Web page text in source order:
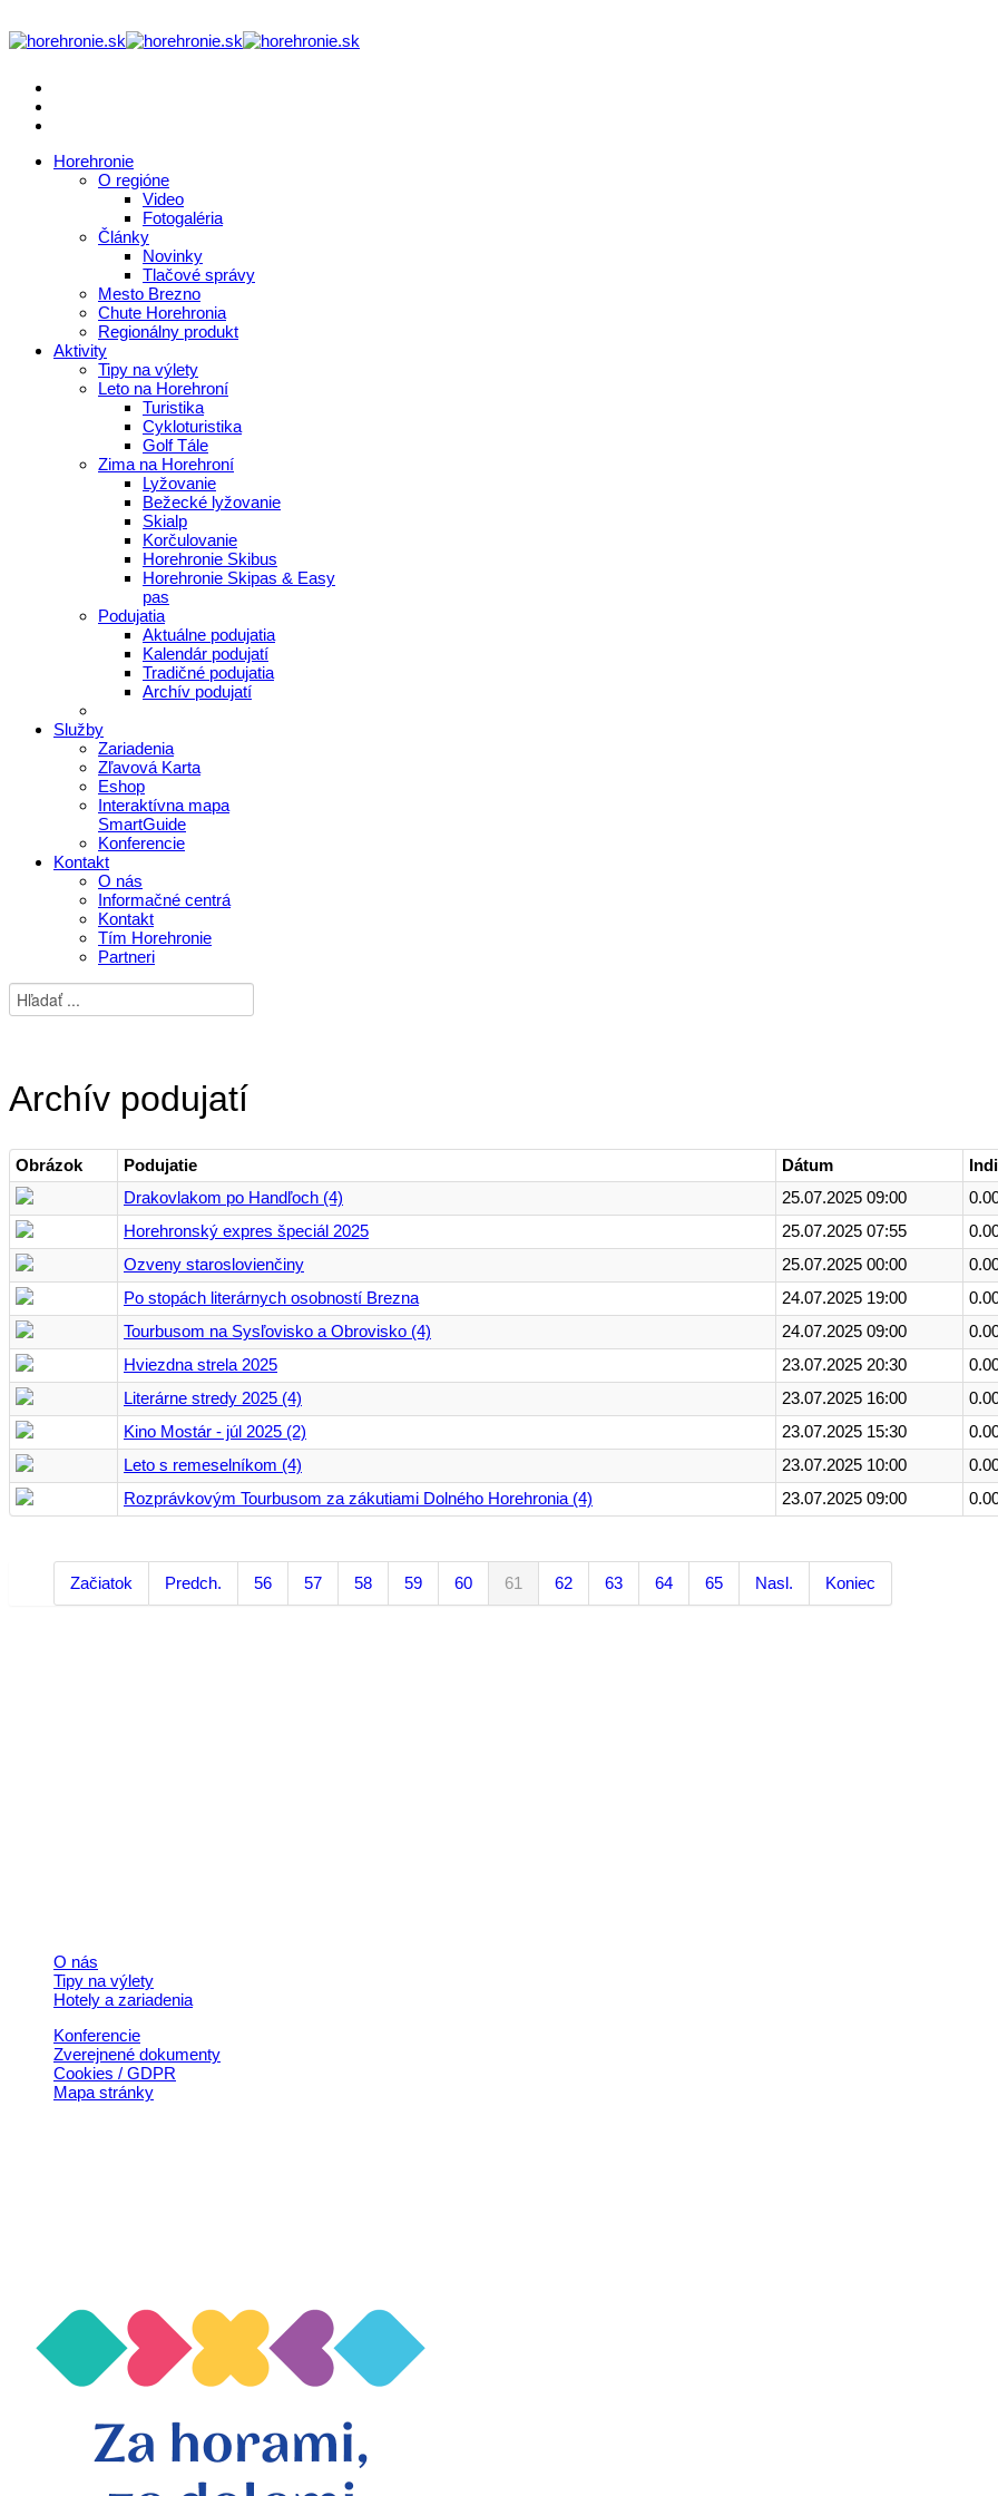
Horehronie
O regióne
Video
Fotogaléria
Články
Novinky
Tlačové správy
Mesto Brezno
Chute Horehronia
Regionálny produkt
Aktivity
Tipy na výlety
Leto na Horehroní
Turistika
Cykloturistika
Golf Tále
Zima na Horehroní
Lyžovanie
Bežecké lyžovanie
Skialp
Korčulovanie
Horehronie Skibus
Horehronie Skipas & Easy
pas
Podujatia
Aktuálne podujatia
Kalendár podujatí
Tradičné podujatia
Archív podujatí
Služby
Zariadenia
Zľavová Karta
Eshop
Interaktívna mapa
SmartGuide
Konferencie
Kontakt
O nás
Informačné centrá
Kontakt
Tím Horehronie
Partneri
Archív podujatí
Obrázok Podujatie Dátum
Drakovlakom po Handľoch (4)
25.07.2025 09:00
Horehronský expres špeciál 2025
25.07.2025 07:55
Ozveny staroslovienčiny
25.07.2025 00:00
Po stopách literárnych osobností Brezna
24.07.2025 19:00
Tourbusom na Sysľovisko a Obrovisko (4)
24.07.2025 09:00
Hviezdna strela 2025
23.07.2025 20:30
Literárne stredy 2025 (4)
23.07.2025 16:00
Kino Mostár - júl 2025 (2)
23.07.2025 15:30
Leto s remeselníkom (4)
23.07.2025 10:00
Rozprávkovým Tourbusom za zákutiami Dolného Horehronia (4)
23.07.2025 09:00
Začiatok Predch. 56 57 58 59 60 61 62 63 64 65 Nasl. Koniec
O nás
Tipy na výlety
Hotely a zariadenia
Konferencie
Zverejnené dokumenty
Cookies / GDPR
Mapa stránky